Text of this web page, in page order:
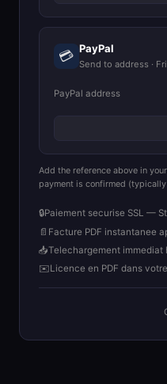
💳 PayPal
Send to address ·
PayPal address
Add the reference above in
payment is confirmed
🔒Paiement securise SSL —
📄 Facture PDF instantanee
📥Telechargement immediat
✉️Licence en PDF dans